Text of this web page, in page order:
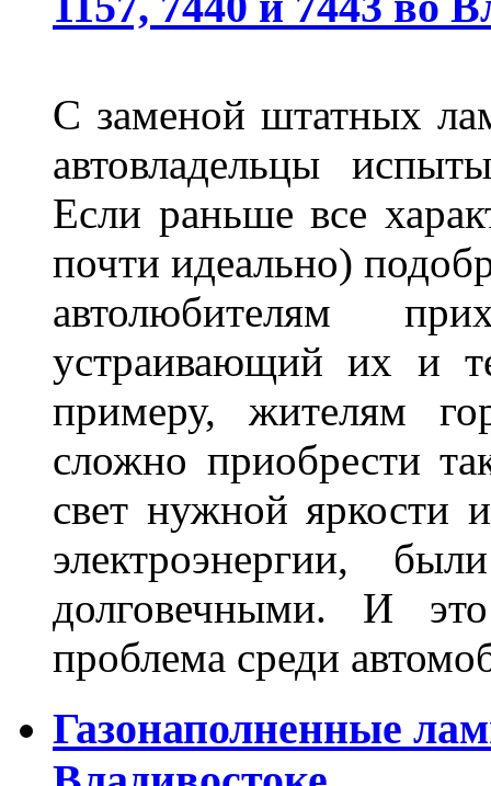
С заменой штатных
автовладельцы
Если раньше все
почти идеально)
автолюбителям
устраивающий их и
примеру, жителям
сложно приобрести
свет нужной яркости
электроэнергии,
долговечными. И
проблема среди
Газонаполненные